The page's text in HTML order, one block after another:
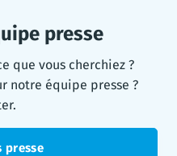
presse
que vous cherchiez ?
notre équipe presse ?
presse